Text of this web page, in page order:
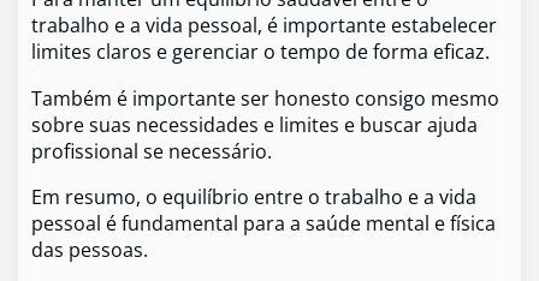
trabalho e a vida pessoal, é importante estabelecer
limites claros e gerenciar o tempo de forma eficaz.
Também é importante ser honesto consigo mesmo
sobre suas necessidades e limites e buscar ajuda
profissional se necessário.
Em resumo, o equilíbrio entre o trabalho e a vida
pessoal é fundamental para a saúde mental e física
das pessoas.